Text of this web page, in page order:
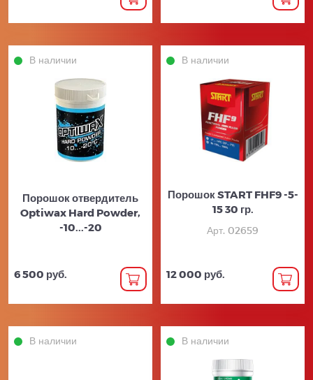
В наличии
Порошок отвердитель
Optiwax Hard Powder,
-10...-20
6 500 руб.
В наличии
Порошок START FHF9 -5-
15 30 гр.
Арт. 02659
12 000 руб.
В наличии В наличии